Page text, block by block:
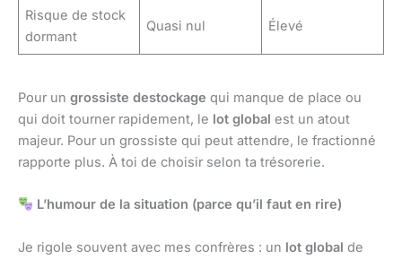
Risque de stock
dormant
Quasi nul Élevé
Pour un grossiste destockage qui manque de place ou
qui doit tourner rapidement, le lot global est un atout
majeur. Pour un grossiste qui peut attendre, le fractionné
rapporte plus. À toi de choisir selon ta trésorerie.
L’humour de la situation (parce qu’il faut en rire)
Je rigole souvent avec mes confrères : un lot global de